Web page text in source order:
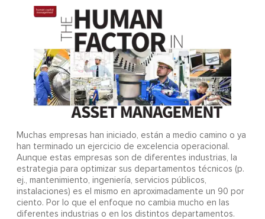
Muchas empresas han iniciado, están a medio camino o ya
han terminado un ejercicio de excelencia operacional.
Aunque estas empresas son de diferentes industrias, la
estrategia para optimizar sus departamentos técnicos (p.
ej., mantenimiento, ingeniería, servicios públicos,
instalaciones) es el mismo en aproximadamente un 90 por
ciento. Por lo que el enfoque no cambia mucho en las
diferentes industrias o en los distintos departamentos.